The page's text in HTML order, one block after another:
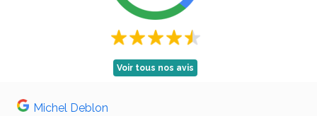
Voir tous nos avis
Michel Deblon